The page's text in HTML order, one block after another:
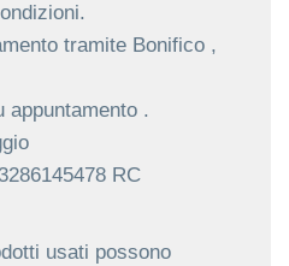
tramite Bonifico ,
appuntamento .
RC
usati possono